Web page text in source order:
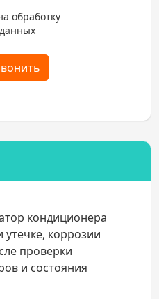
обработку
кондиционера
коррозии
проверки
и состояния